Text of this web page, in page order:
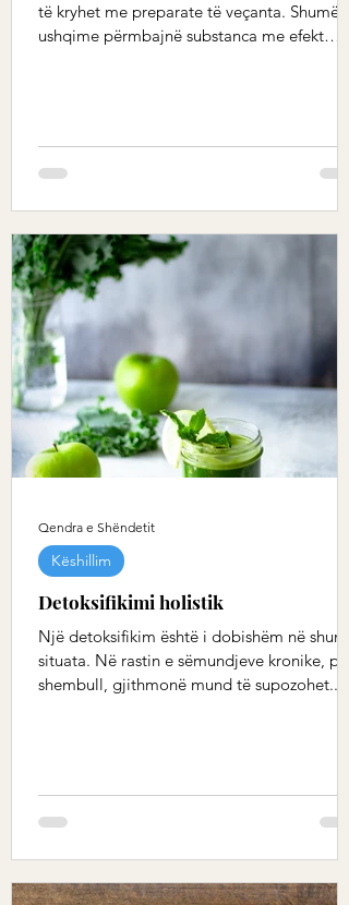
të kryhet me preparate të veçanta. Shumë
ushqime përmbajnë substanca me efekt
Detoksifikimi holistik
Një detoksifikim është i dobishëm në shumë
situata. Në rastin e sëmundjeve kronike, për
shembull, gjithmonë mund të supozohet...
Këshillim
Qendra e Shëndetit